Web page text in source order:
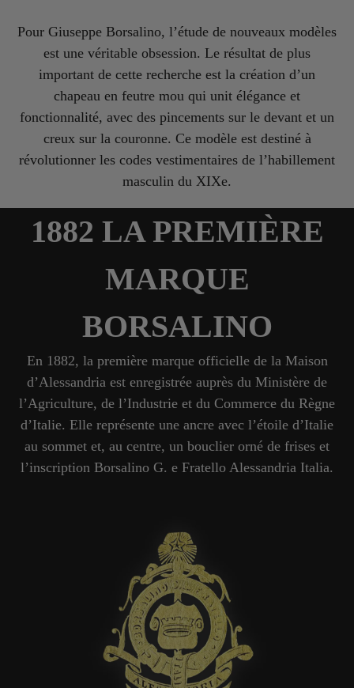
Pour Giuseppe Borsalino, l’étude de nouveaux modèles
est une véritable obsession. Le résultat de plus
important de cette recherche est la création d’un
chapeau en feutre mou qui unit élégance et
fonctionnalité, avec des pincements sur le devant et un
creux sur la couronne. Ce modèle est destiné à
révolutionner les codes vestimentaires de l’habillement
masculin du XIXe.
1882 LA PREMIÈRE
MARQUE
BORSALINO
En 1882, la première marque officielle de la Maison
d’Alessandria est enregistrée auprès du Ministère de
l’Agriculture, de l’Industrie et du Commerce du Règne
d’Italie. Elle représente une ancre avec l’étoile d’Italie
au sommet et, au centre, un bouclier orné de frises et
l’inscription Borsalino G. e Fratello Alessandria Italia.